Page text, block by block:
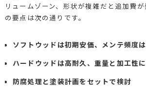
リュームゾーン、形状が複雑だと追加費
の要点は次の通りです。
ソフトウッドは初期安価、メンテ頻度
ハードウッドは高耐久、重量と加工性
防腐処理と塗装計画をセットで検討